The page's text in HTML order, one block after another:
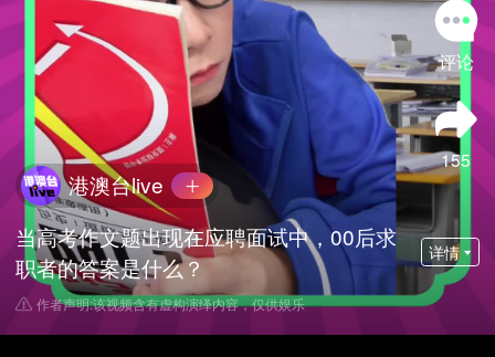
评论
155
港澳台live
当高考作文题出现在应聘面试中，00后求
职者的答案是什么？
详情
作者声明:该视频含有虚构演绎内容，仅供娱乐